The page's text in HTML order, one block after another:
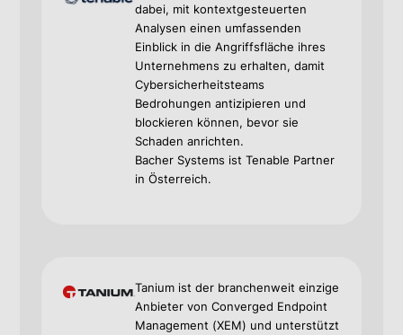
dabei, mit kontextgesteuerten
Analysen einen umfassenden
Einblick in die Angriffsfläche ihres
Unternehmens zu erhalten, damit
Cybersicherheitsteams
Bedrohungen antizipieren und
blockieren können, bevor sie
Schaden anrichten.
Bacher Systems ist Tenable Partner
in Österreich.
Tanium ist der branchenweit einzige
Anbieter von Converged Endpoint
Management (XEM) und unterstützt